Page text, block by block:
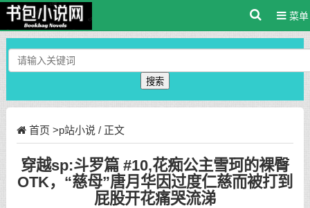
菜单
搜索
首页 >p站小说 / 正文
穿越sp:斗罗篇 #10,花痴公主雪珂的裸臀
OTK，“慈母”唐月华因过度仁慈而被打到
屁股开花痛哭流涕